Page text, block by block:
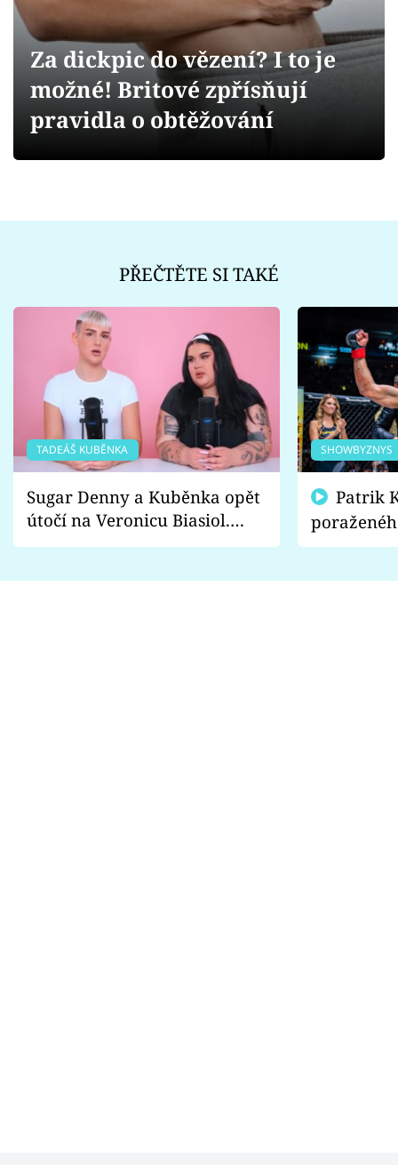
Videa
Sledujte prima+
Za dickpic do vězení? I to je
možné! Britové zpřísňují
pravidla o obtěžování
PŘEČTĚTE SI TAKÉ
TADEÁŠ KUBĚNKA
Sugar Denny a Kuběnka opět
útočí na Veronicu Biasiol.
Proč je podle nich falešná a
SHOWBYZNYS
fanoušci